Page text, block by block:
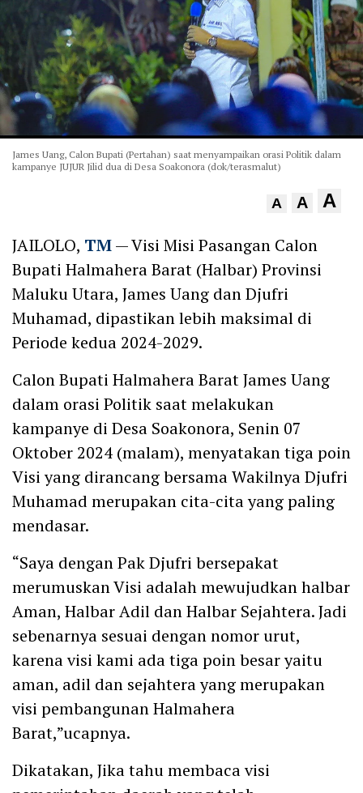
James Uang, Calon Bupati (Pertahan) saat menyampaikan orasi Politik dalam
kampanye JUJUR Jilid dua di Desa Soakonora (dok/terasmalut)
A A A
JAILOLO, TM— Visi Misi Pasangan Calon
Bupati Halmahera Barat (Halbar) Provinsi
Maluku Utara, James Uang dan Djufri
Muhamad, dipastikan lebih maksimal di
Periode kedua 2024-2029.
Calon Bupati Halmahera Barat James Uang
dalam orasi Politik saat melakukan
kampanye di Desa Soakonora, Senin 07
Oktober 2024 (malam), menyatakan tiga poin
Visi yang dirancang bersama Wakilnya Djufri
Muhamad merupakan cita-cita yang paling
mendasar.
“Saya dengan Pak Djufri bersepakat
merumuskan Visi adalah mewujudkan halbar
Aman, Halbar Adil dan Halbar Sejahtera. Jadi
sebenarnya sesuai dengan nomor urut,
karena visi kami ada tiga poin besar yaitu
aman, adil dan sejahtera yang merupakan
visi pembangunan Halmahera
Barat,”ucapnya.
Dikatakan, Jika tahu membaca visi